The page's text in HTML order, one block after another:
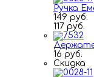
Ручка
149 руб.
117 руб.
16 руб.
Скидка